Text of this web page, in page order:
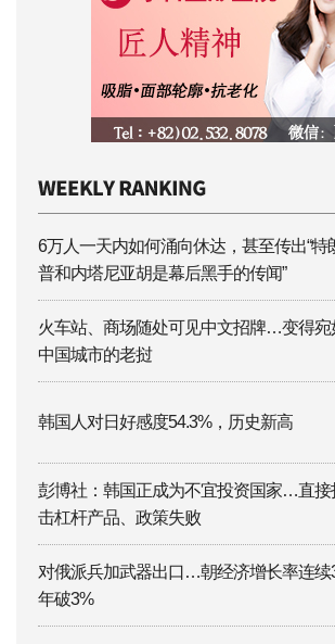
6万人一天内如何涌向休达，甚至传出“特
普和内塔尼亚胡是幕后黑手的传闻”
火车站、商场随处可见中文招牌…变得宛
中国城市的老挝
韩国人对日好感度54.3%，历史新高
彭博社：韩国正成为不宜投资国家…直接
击杠杆产品、政策失败
对俄派兵加武器出口…朝经济增长率连续
年破3%